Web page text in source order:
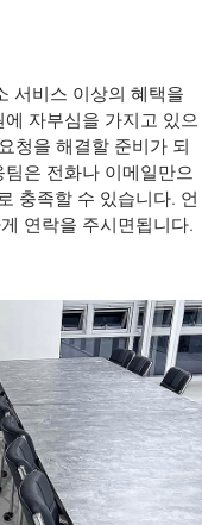
서비스 이상의 혜택을
자부심을 가지고 있으
청을 해결할 준비가 되
은 전화나 이메일만으
충족할 수 있습니다. 언
연락을 주시면됩니다.